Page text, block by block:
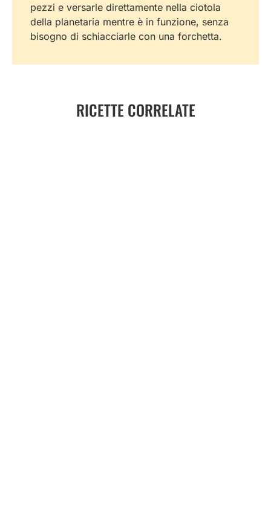
pezzi e versarle direttamente nella ciotola
della planetaria mentre è in funzione, senza
bisogno di schiacciarle con una forchetta.
RICETTE CORRELATE